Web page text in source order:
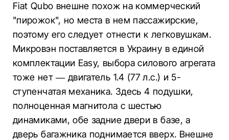
Fiat Qubo внешне похож на коммерческий
"пирожок", но места в нем пассажирские,
поэтому его следует отнести к легковушкам.
Микровэн поставляется в Украину в единой
комплектации Easy, выбора силового агрегата
тоже нет — двигатель 1.4 (77 л.с.) и 5-
ступенчатая механика. Здесь 4 подушки,
полноценная магнитола с шестью
динамиками, обе задние двери в базе, а
дверь багажника поднимается вверх. Внешне